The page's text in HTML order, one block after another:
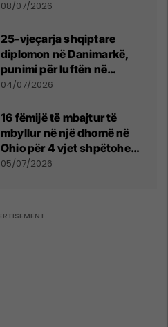
ndeshjeve
08/07/2026
25-vjeçarja shqiptare
diplomon në Danimarkë,
punimi për luftën në
Kosovë vlerësohet me
04/07/2026
16 fëmijë të mbajtur të
mbyllur në një dhomë në
Ohio për 4 vjet shpëtohen -
tani ata i pret një sfidë e
05/07/2026